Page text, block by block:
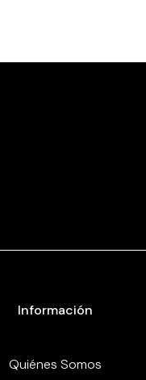
Información
Quiénes Somos